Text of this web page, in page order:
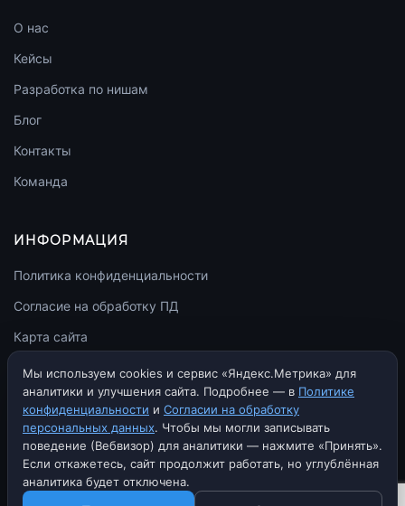
О нас
Кейсы
Разработка по нишам
Блог
Контакты
Команда
ИНФОРМАЦИЯ
Политика конфиденциальности
Согласие на обработку ПД
Карта сайта
llms.txt
© 2010–2026 rekkom.agency. Все права защищены.
Политика конфиденциальностиСогласие на обработку ПД
ИП Гугуян Дмитрий АнатольевичИНН 010511584602
Мы используем cookies и сервис «Яндекс.Метрика» для
аналитики и улучшения сайта. Подробнее — в Политике
конфиденциальности и Согласии на обработку
персональных данных. Чтобы мы могли записывать
поведение (Вебвизор) для аналитики — нажмите «Принять».
Если откажетесь, сайт продолжит работать, но углублённая
аналитика будет отключена.